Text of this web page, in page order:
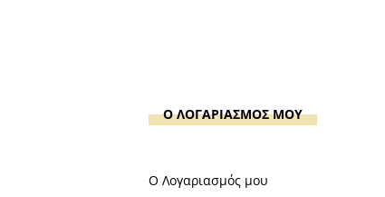
Ο ΛΟΓΑΡΙΑΣΜΟΣ ΜΟΥ
Ο Λογαριασμός μου